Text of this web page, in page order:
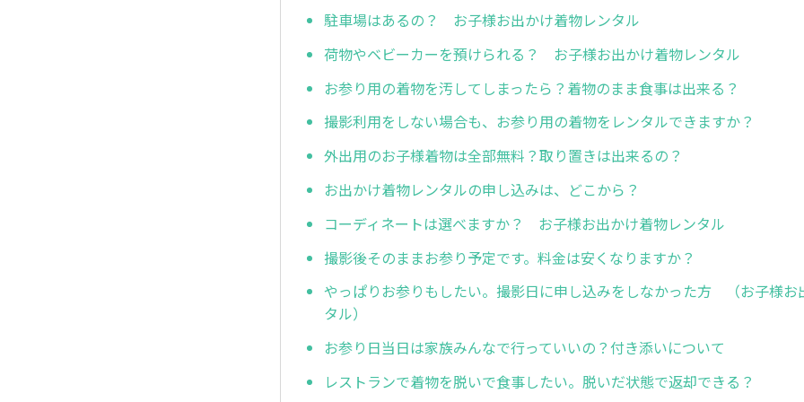
駐車場はあるの？ お子様お出かけ着物レンタル
荷物やベビーカーを預けられる？ お子様お出かけ着物レンタル
お参り用の着物を汚してしまったら？着物のまま食事は出来る？
撮影利用をしない場合も、お参り用の着物をレンタルできますか？
外出用のお子様着物は全部無料？取り置きは出来るの？
お出かけ着物レンタルの申し込みは、どこから？
コーディネートは選べますか？ お子様お出かけ着物レンタル
撮影後そのままお参り予定です。料金は安くなりますか？
やっぱりお参りもしたい。撮影日に申し込みをしなかった方 （お子様お
タル）
お参り日当日は家族みんなで行っていいの？付き添いについて
レストランで着物を脱いで食事したい。脱いだ状態で返却できる？